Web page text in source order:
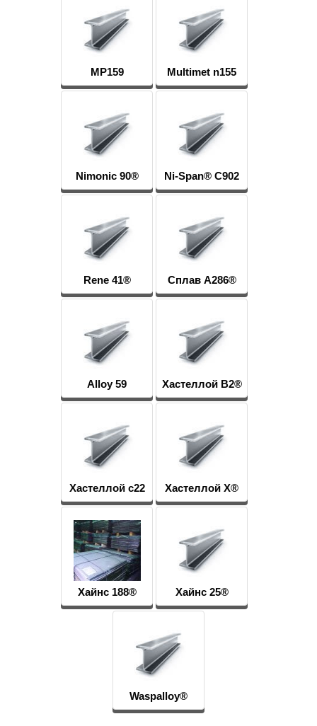
MP159 Multimet n155
Nimonic 90® Ni-Span® C902
Rene 41® Сплав A286®
Alloy 59 Хастеллой B2®
Хастеллой c22 Хастеллой Х®
Хайнс 188® Хайнс 25®
Waspalloy®